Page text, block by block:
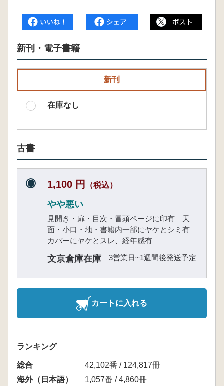
新刊・電子書籍
新刊
在庫なし
古書
1,100 円 （税込）
やや悪い
見開き・扉・目次・冒頭ページに印有 天
面・小口・地・書籍内一部にヤケとシミ有
カバーにヤケとスレ、経年感有
文京倉庫在庫 3営業日~1週間後発送予定
カートに入れる
ランキング
総合
42,102番 / 124,817冊
海外（日本語）
1,057番 / 4,860冊